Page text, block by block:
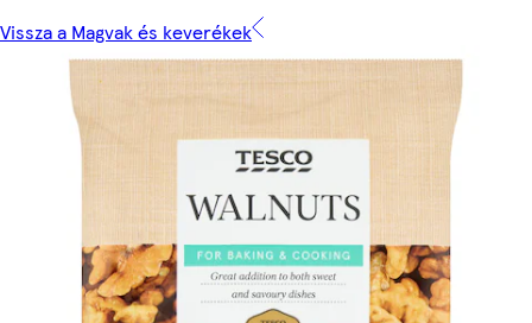
Vissza a Magvak és keverékek